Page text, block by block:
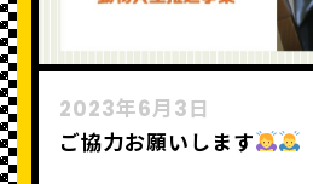
2023年6月3日
ご協力お願いします